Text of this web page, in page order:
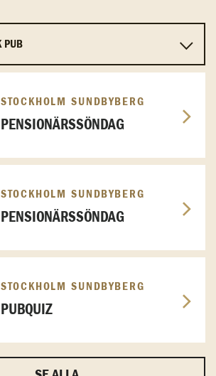
STOCKHOLM SUNDBYBERG
PENSIONÄRSSÖNDAG
STOCKHOLM SUNDBYBERG
PENSIONÄRSSÖNDAG
STOCKHOLM SUNDBYBERG
PUBQUIZ